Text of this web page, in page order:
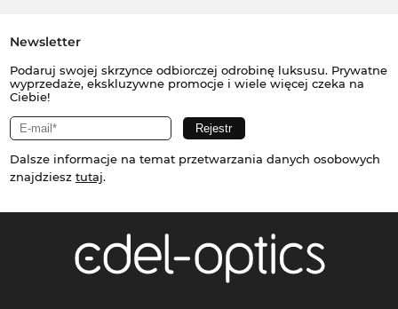
Newsletter
Podaruj swojej skrzynce odbiorczej odrobinę luksusu. Prywatne
wyprzedaże, ekskluzywne promocje i wiele więcej czeka na
Ciebie!
Dalsze informacje na temat przetwarzania danych osobowych
znajdziesz tutaj.